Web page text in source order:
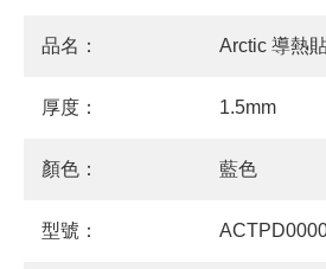
品名： Arctic 導熱
厚度： 1.5mm
顏色： 藍色
型號：